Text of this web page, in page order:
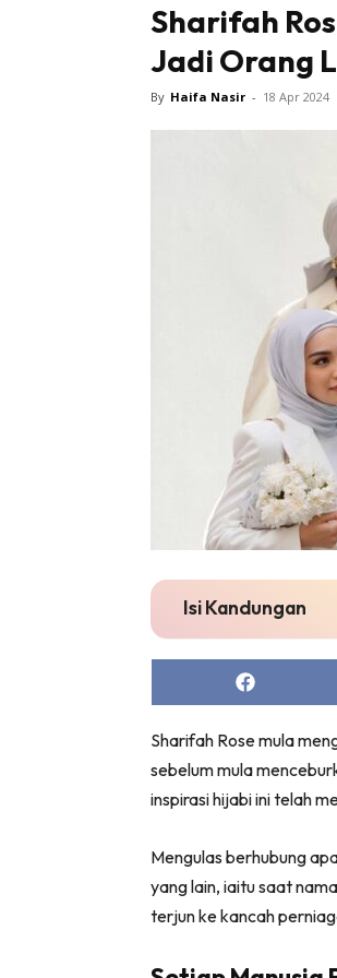
Sharifah
Jadi Orang
By Haifa Nasir - 18 Apr 2024
Isi Kandungan
Share
on
Sharifah Rose mula
sebelum mula
inspirasi hijabi ini telah
Mengulas berhubung
yang lain, iaitu saat
terjun ke kancah